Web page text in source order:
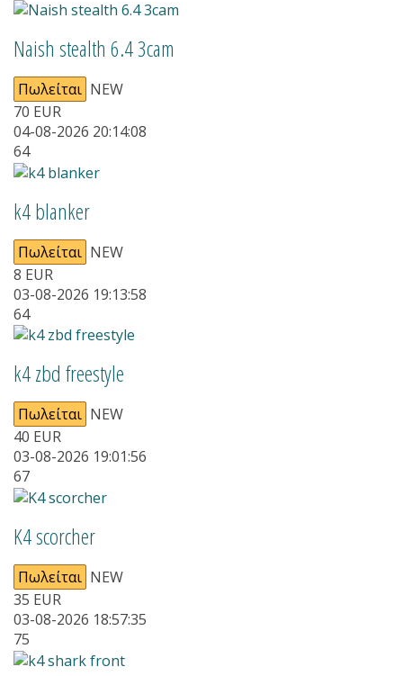
Naish stealth 6.4 3cam
Πωλείται NEW
70 EUR
04-08-2026 20:14:08
64
k4 blanker
Πωλείται NEW
8 EUR
03-08-2026 19:13:58
64
k4 zbd freestyle
Πωλείται NEW
40 EUR
03-08-2026 19:01:56
67
Κ4 scorcher
Πωλείται NEW
35 EUR
03-08-2026 18:57:35
75